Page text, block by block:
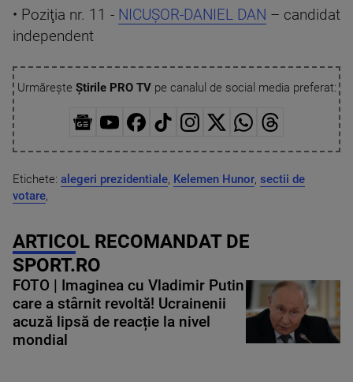
• Poziţia nr. 11 - NICUŞOR-DANIEL DAN – candidat
independent
Urmărește Știrile PRO TVpe canalul de social media preferat:
Etichete: alegeri prezidentiale, Kelemen Hunor, sectii de
votare,
ARTICOL RECOMANDAT DE
SPORT.RO
FOTO | Imaginea cu Vladimir Putin
care a stârnit revoltă! Ucrainenii
acuză lipsă de reacție la nivel
mondial